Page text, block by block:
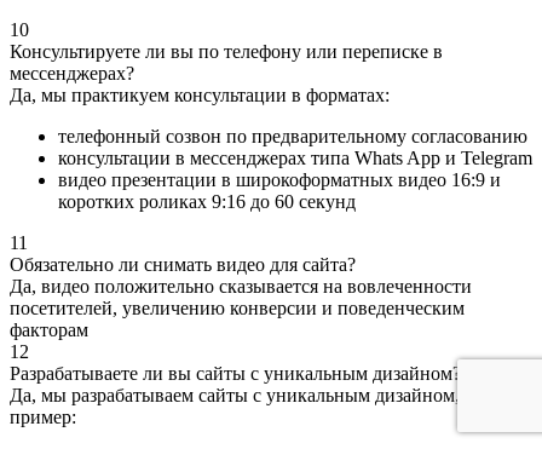
10
Консультируете ли вы по телефону или переписке в
мессенджерах?
Да, мы практикуем консультации в форматах:
телефонный созвон по предварительному согласованию
консультации в мессенджерах типа Whats App и Telegram
видео презентации в широкоформатных видео 16:9 и
коротких роликах 9:16 до 60 секунд
11
Обязательно ли снимать видео для сайта?
Да, видео положительно сказывается на вовлеченности
посетителей, увеличению конверсии и поведенческим
факторам
12
Разрабатываете ли вы сайты с уникальным дизайном?
Да, мы разрабатываем сайты с уникальным дизайном, вот
пример: